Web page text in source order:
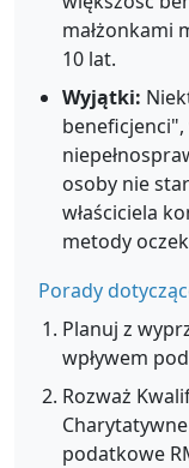
małżonkami
10 lat.
Wyjątki:
osoby nie
właściciela
metody
Porady
Planuj z
wpływem
Rozważ
podatkowe